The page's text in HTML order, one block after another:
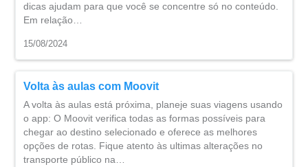
dicas ajudam para que você se concentre só no conteúdo.
Em relação…
15/08/2024
Volta às aulas com Moovit
A volta às aulas está próxima, planeje suas viagens usando
o app: O Moovit verifica todas as formas possíveis para
chegar ao destino selecionado e oferece as melhores
opções de rotas. Fique atento às ultimas alterações no
transporte público na…